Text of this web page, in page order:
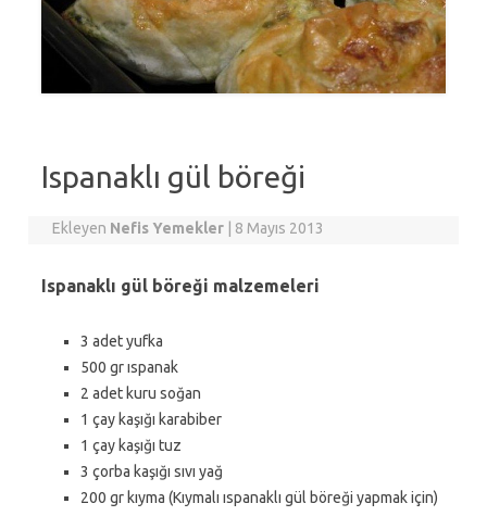
Ispanaklı gül böreği
Ekleyen Nefis Yemekler 8 Mayıs 2013
Ispanaklı gül böreği malzemeleri
3 adet yufka
500 gr ıspanak
2 adet kuru soğan
1 çay kaşığı karabiber
1 çay kaşığı tuz
3 çorba kaşığı sıvı yağ
200 gr kıyma (Kıymalı ıspanaklı gül böreği yapmak için)